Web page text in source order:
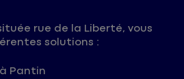
rue de la Liberté, vous
solutions :
à Pantin